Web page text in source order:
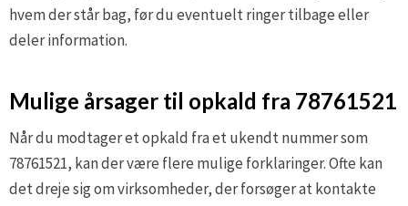
hvem der står bag, før du eventuelt ringer tilbage eller
deler information.
Mulige årsager til opkald fra 78761521
Når du modtager et opkald fra et ukendt nummer som
78761521, kan der være flere mulige forklaringer. Ofte kan
det dreje sig om virksomheder, der forsøger at kontakte